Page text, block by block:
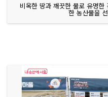
비옥한 땅과 깨끗한 물로 유명한
한 농산물을